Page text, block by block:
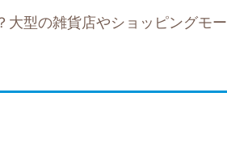
大型の雑貨店やショッピングモー